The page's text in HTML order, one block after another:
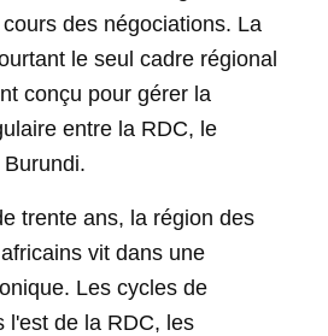
des négociations. La
le seul cadre régional
conçu pour gérer la
entre la RDC, le
trente ans, la région des
vit dans une
Les cycles de
l'est de la RDC, les